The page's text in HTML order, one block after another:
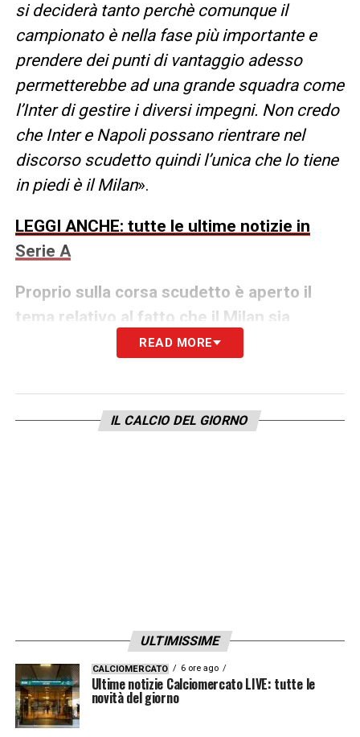
si deciderà tanto perchè comunque il
campionato è nella fase più importante e
prendere dei punti di vantaggio adesso
permetterebbe ad una grande squadra come
l’Inter di gestire i diversi impegni. Non credo
che Inter e Napoli possano rientrare nel
discorso scudetto quindi l’unica che lo tiene
in piedi è il Milan».
LEGGI ANCHE: tutte le ultime notizie in
Serie A
Proprio sulla corsa scudetto è aperto il
tema relativo al fatto che il Milan sia
avvantaggiato dalle tante gare in meno in
rispetto a questo discorso?
Allora, i grandi campioni vogliono giocare le
partite comporta un rischio più elevato.
L’Inter sta facendo delle rotazioni
importantissime, anche ieri sera in Coppa
Italia ha fatto giocare tanti calciatori che
avevano giocato meno e questo è
READ MORE
IL CALCIO DEL GIORNO
ULTIMISSIME
CALCIOMERCATO 6 ore ago
Ultime notizie Calciomercato LIVE: tutte le
novità del giorno